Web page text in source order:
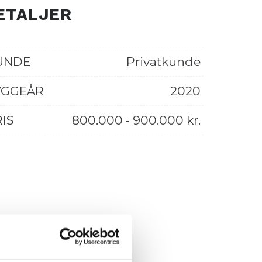
Privatkunde
2020
800.000 - 900.000 kr.